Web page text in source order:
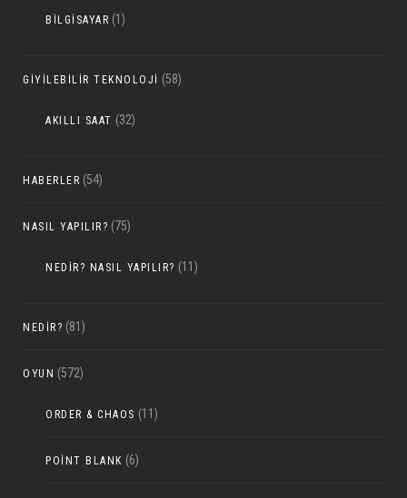
BILGISAYAR (1)
GIYILEBILIR TEKNOLOJI (58)
AKILLI SAAT (32)
HABERLER (54)
NASIL YAPILIR? (75)
NEDIR? NASIL YAPILIR? (11)
NEDIR? (81)
OYUN (572)
ORDER & CHAOS (11)
POINT BLANK (6)